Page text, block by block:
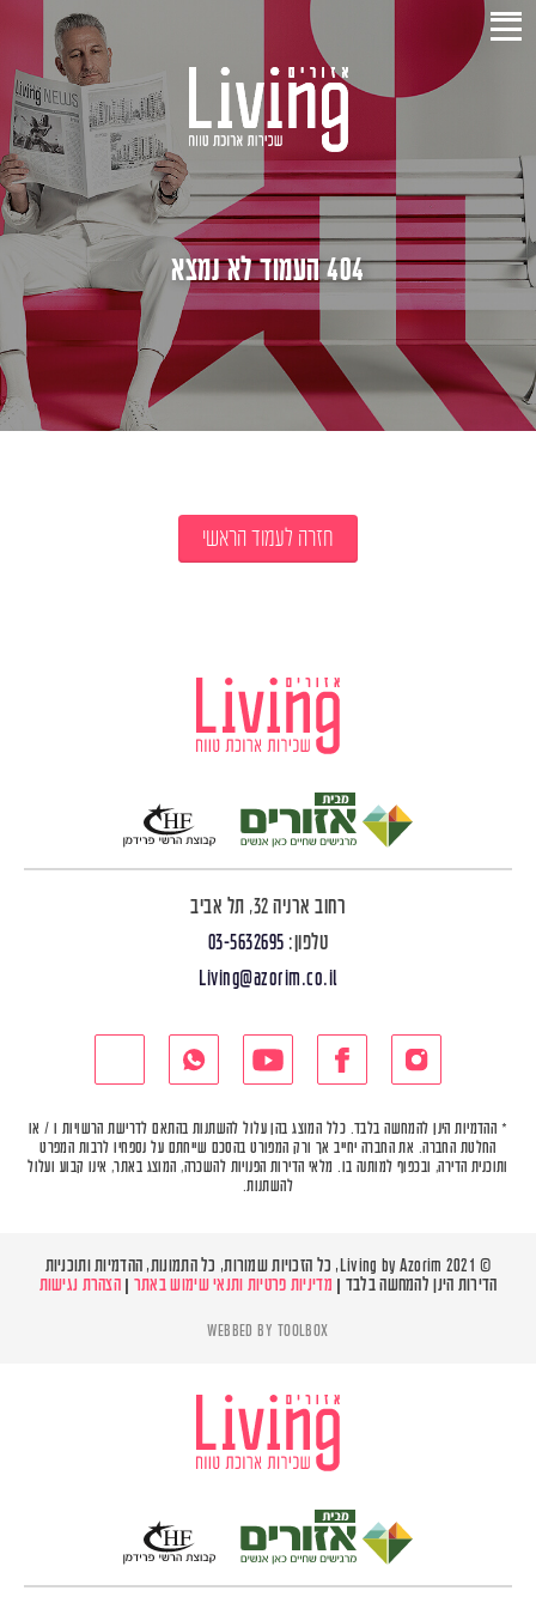
404 העמוד לא נמצא
חזרה לעמוד הראשי
רחוב ארניה 32, תל אביב
טלפון: 03-5632695
Living@azorim.co.il
* ההדמיות הינן להמחשה בלבד. כלל המוצג בהן עלול להשתנות בהתאם לדרישת הרשויות ו / או
החלטת החברה. את החברה יחייב אך ורק המפורט בהסכם שייחתם על נספחיו לרבות המפרט
ותוכנית הדירה, ובכפוף למותנה בו. מלאי הדירות הפנויות להשכרה, המוצג באתר, אינו קבוע ועלול
להשתנות.
© Living by Azorim 2021, כל הזכויות שמורות, כל התמונות, ההדמיות ותוכניות
הדירות הינן להמחשה בלבד |
מדיניות פרטיות ותנאי שימוש באתר הצהרת נגישות
WEBBED BY TOOLBOX